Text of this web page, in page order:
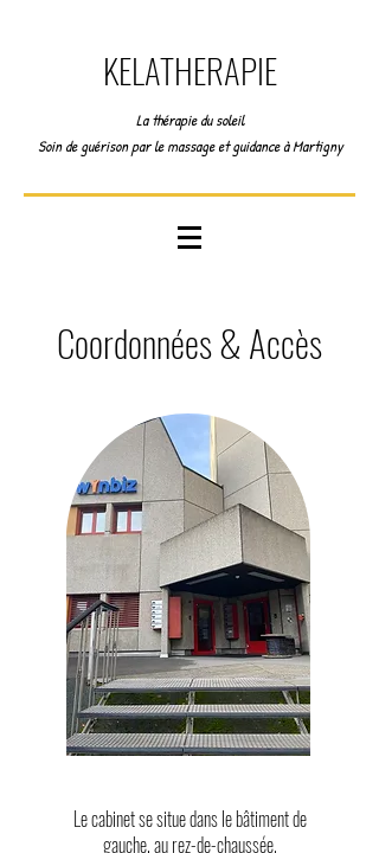
KELATHERAPIE
La thérapie du soleil
Soin de guérison par le massage et guidance à Martigny
Coordonnées & Accès
Le cabinet se situe dans le bâtiment de
gauche, au rez-de-chaussée.